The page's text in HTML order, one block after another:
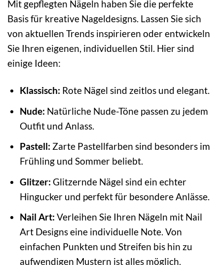
Mit gepflegten Nägeln haben Sie die perfekte
Basis für kreative Nageldesigns. Lassen Sie sich
von aktuellen Trends inspirieren oder entwickeln
Sie Ihren eigenen, individuellen Stil. Hier sind
einige Ideen:
Klassisch: Rote Nägel sind zeitlos und elegant.
Nude: Natürliche Nude-Töne passen zu jedem
Outfit und Anlass.
Pastell: Zarte Pastellfarben sind besonders im
Frühling und Sommer beliebt.
Glitzer: Glitzernde Nägel sind ein echter
Hingucker und perfekt für besondere Anlässe.
Nail Art: Verleihen Sie Ihren Nägeln mit Nail
Art Designs eine individuelle Note. Von
einfachen Punkten und Streifen bis hin zu
aufwendigen Mustern ist alles möglich.